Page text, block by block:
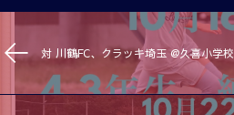
対 川鶴FC、クラッキ埼玉 @久喜小学校